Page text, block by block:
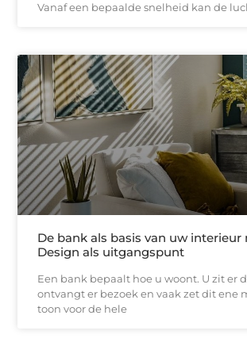
Vanaf een bepaalde snelheid kan de
De bank als basis van uw
Design als uitgangspunt
Een bank bepaalt hoe u woont. U zit er
ontvangt er bezoek en vaak zet dit ene
toon voor de hele